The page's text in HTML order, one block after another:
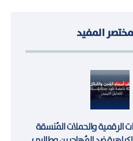
المفيد
الرقمية والحملات المُنسقة